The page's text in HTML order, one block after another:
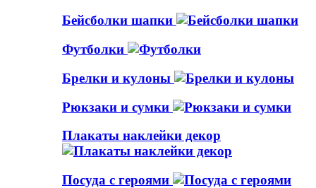
Бейсболки шапки
Футболки
Брелки и кулоны
Рюкзаки и сумки
Плакаты наклейки декор
Посуда с героями